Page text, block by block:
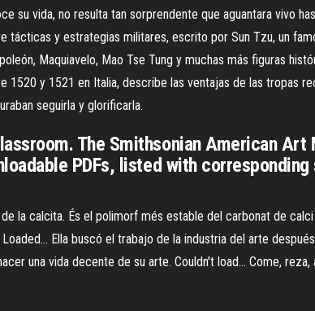
su vida, no resulta tan sorprendente que aguantara vivo
tácticas y estrategias militares, escrito por Sun Tzu, un
Maquiavelo, Mao Tse Tung y muchas más figuras
y 1521 en Italia, describe las ventajas de las tropas
seguirla y glorificarla.
The Smithsonian American Art
PDFs, listed with corresponding
la calcita. És el polimorf més estable del carbonat de
Ella buscó el trabajo de la industria del arte
una vida decente de su arte. Couldn't load… Come, reza,